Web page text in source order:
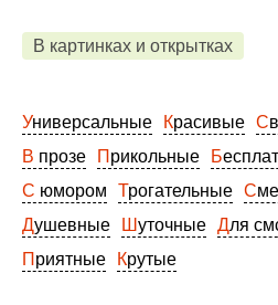
В картинках и открытках
Универсальные Красивые
В прозе
Прикольные
С юмором
Трогательные
Душевные
Шуточные Для
Приятные
Крутые